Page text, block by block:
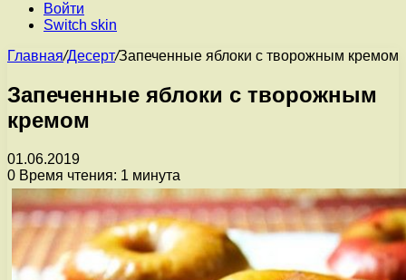
Войти
Switch skin
Главная/Десерт/Запеченные яблоки с творожным кремом
Запеченные яблоки с творожным
кремом
01.06.2019
0 Время чтения: 1 минута